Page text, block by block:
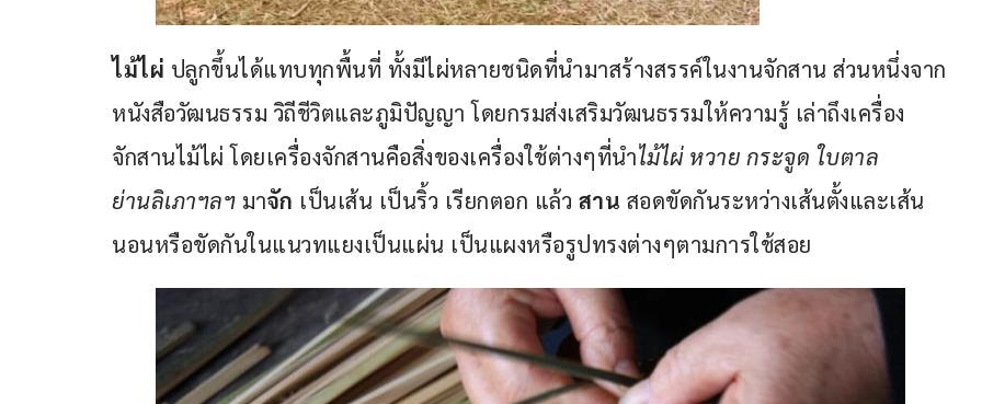
ไม้ไผ่ ปลูกขึ้นได้แทบทุกพื้นที่ ทั้งมีไผ่หลายชนิดที่นำมาสร้างสรรค์ในงานจักสาน ส่วนหนึ่งจาก
หนังสือวัฒนธรรม วิถีชีวิตและภูมิปัญญา โดยกรมส่งเสริมวัฒนธรรมให้ความรู้ เล่าถึงเครื่อง
จักสานไม้ไผ่ โดยเครื่องจักสานคือสิ่งของเครื่องใช้ต่างๆที่นำไม้ไผ่ หวาย กระจูด ใบตาล
ย่านลิเภาฯลฯ มาจัก เป็นเส้น เป็นริ้ว เรียกตอก แล้ว สาน สอดขัดกันระหว่างเส้นตั้งและเส้น
นอนหรือขัดกันในแนวทแยงเป็นแผ่น เป็นแผงหรือรูปทรงต่างๆตามการใช้สอย